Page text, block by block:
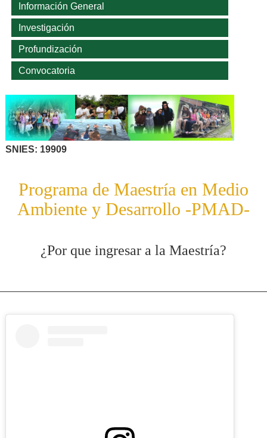
Información General
Investigación
Profundización
Convocatoria
SNIES: 19909
Programa de Maestría en Medio
Ambiente y Desarrollo -PMAD-
¿Por que ingresar a la Maestría?